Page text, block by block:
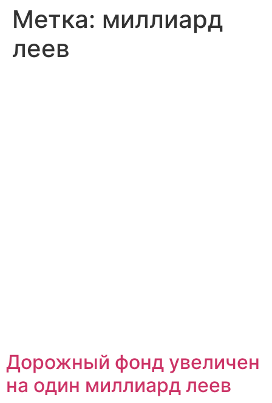
Метка: миллиард
леев
Дорожный фонд увеличен
на один миллиард леев